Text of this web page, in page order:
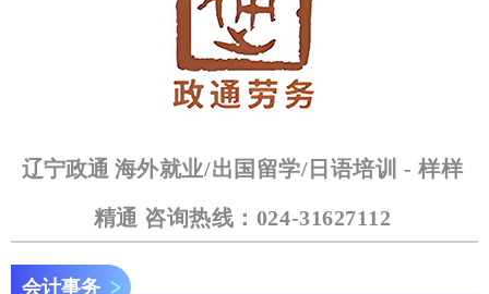
辽宁政通 海外就业/出国留学/日语培训 - 样样
精通 咨询热线：024-31627112
会计事务